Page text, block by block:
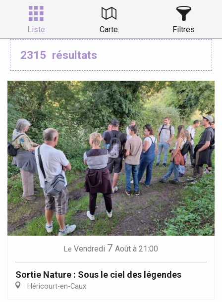
Liste Carte Filtres
2315 résultats
Le Vendredi 7 Août à 21:00
Sortie Nature : Sous le ciel des légendes
Héricourt-en-Caux